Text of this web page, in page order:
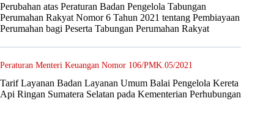
Perubahan atas Peraturan Badan Pengelola Tabungan
Perumahan Rakyat Nomor 6 Tahun 2021 tentang Pembiayaan
Perumahan bagi Peserta Tabungan Perumahan Rakyat
Peraturan Menteri Keuangan Nomor 106/PMK.05/2021
Tarif Layanan Badan Layanan Umum Balai Pengelola Kereta
Api Ringan Sumatera Selatan pada Kementerian Perhubungan